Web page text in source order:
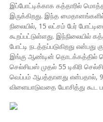
இப்போட்டிக்காக கத்தாரில்
இருக்கிறது. இந்த
நிலையில், 15 லட்சம் பேர்
கூறப்பட்டுள்ளது. இந்நிலையில்
போட்டி நடத்தப்படுகிறது என்பது
இங்கு ஆண்டின் தொடக்கத்தில்
செல்சியஸ் முதல் 55 டிகிரி
வெப்பம் ஆபத்தானது என்பதால்,
விளையாடுவதை யோசித்து கூட